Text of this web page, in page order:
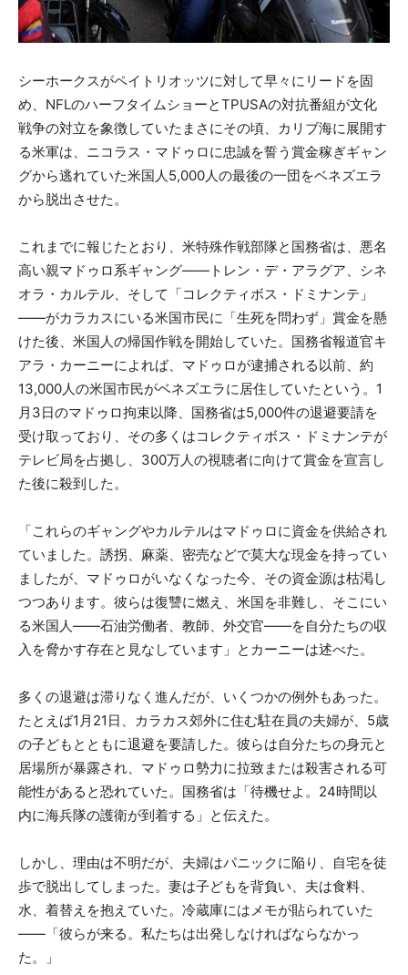
シーホークスがペイトリオッツに対して早々にリードを固
め、NFLのハーフタイムショーとTPUSAの対抗番組が文化
戦争の対立を象徴していたまさにその頃、カリブ海に展開す
る米軍は、ニコラス・マドゥロに忠誠を誓う賞金稼ぎギャン
グから逃れていた米国人5,000人の最後の一団をベネズエラ
から脱出させた。
これまでに報じたとおり、米特殊作戦部隊と国務省は、悪名
高い親マドゥロ系ギャング――トレン・デ・アラグア、シネ
オラ・カルテル、そして「コレクティボス・ドミナンテ」
――がカラカスにいる米国市民に「生死を問わず」賞金を懸
けた後、米国人の帰国作戦を開始していた。国務省報道官キ
アラ・カーニーによれば、マドゥロが逮捕される以前、約
13,000人の米国市民がベネズエラに居住していたという。1
月3日のマドゥロ拘束以降、国務省は5,000件の退避要請を
受け取っており、その多くはコレクティボス・ドミナンテが
テレビ局を占拠し、300万人の視聴者に向けて賞金を宣言し
た後に殺到した。
「これらのギャングやカルテルはマドゥロに資金を供給され
ていました。誘拐、麻薬、密売などで莫大な現金を持ってい
ましたが、マドゥロがいなくなった今、その資金源は枯渇し
つつあります。彼らは復讐に燃え、米国を非難し、そこにい
る米国人――石油労働者、教師、外交官――を自分たちの収
入を脅かす存在と見なしています」とカーニーは述べた。
多くの退避は滞りなく進んだが、いくつかの例外もあった。
たとえば1月21日、カラカス郊外に住む駐在員の夫婦が、5歳
の子どもとともに退避を要請した。彼らは自分たちの身元と
居場所が暴露され、マドゥロ勢力に拉致または殺害される可
能性があると恐れていた。国務省は「待機せよ。24時間以
内に海兵隊の護衛が到着する」と伝えた。
しかし、理由は不明だが、夫婦はパニックに陥り、自宅を徒
歩で脱出してしまった。妻は子どもを背負い、夫は食料、
水、着替えを抱えていた。冷蔵庫にはメモが貼られていた
――「彼らが来る。私たちは出発しなければならなかっ
た。」